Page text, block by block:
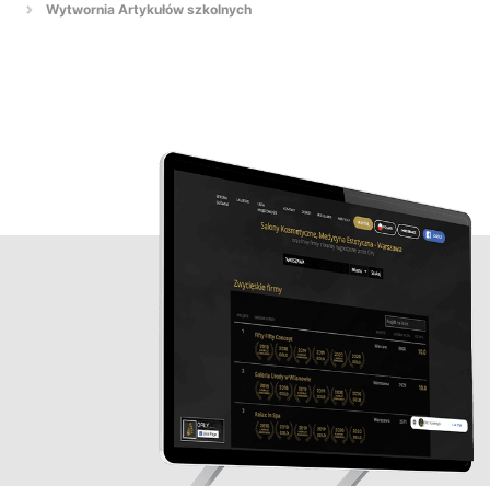
Wytwornia Artykułów szkolnych